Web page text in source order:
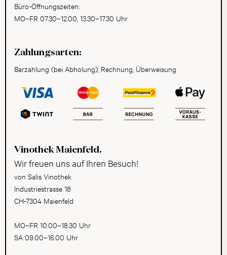
Büro-Öffnungszeiten:
MO–FR 07.30–12.00, 13.30–17.30 Uhr
Zahlungsarten:
Barzahlung (bei Abholung), Rechnung, Überweisung
Vinothek Maienfeld.
Wir freuen uns auf Ihren Besuch!
von Salis Vinothek
Industriestrasse 18
CH-7304 Maienfeld
MO–FR 10.00–18.30 Uhr
SA 09.00–16.00 Uhr